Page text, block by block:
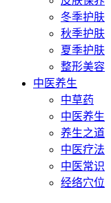
冬季护肤
秋季护肤
夏季护肤
整形美容
中医养生
中草药
中医养生
养生之道
中医疗法
中医常识
经络穴位